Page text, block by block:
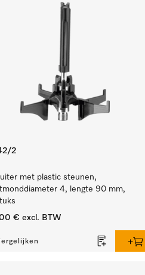
2
met plastic steunen,
4, lengte 90 mm,
€ excl. BTW